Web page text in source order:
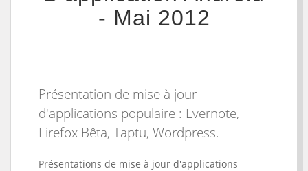
- Mai 2012
Présentation de mise à jour
d'applications populaire : Evernote,
Firefox Bêta, Taptu, Wordpress.
Présentations de mise à jour d'applications